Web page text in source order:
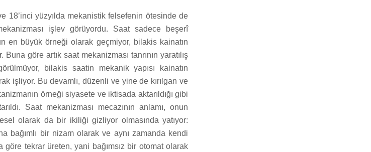
18’inci yüzyılda mekanistik felsefenin ötesinde de
işlev görüyordu. Saat sadece beşerî
en büyük örneği olarak geçmiyor, bilakis kainatın
göre artık saat mekanizması tanrının yaratılış
bilakis saatin mekanik yapısı kainatın
işliyor. Bu devamlı, düzenli ve yine de kırılgan ve
örneği siyasete ve iktisada aktarıldığı gibi
Saat mekanizması mecazının anlamı, onun
olarak da bir ikiliği gizliyor olmasında yatıyor:
bağımlı bir nizam olarak ve aynı zamanda kendi
göre tekrar üreten, yani bağımsız bir otomat olarak